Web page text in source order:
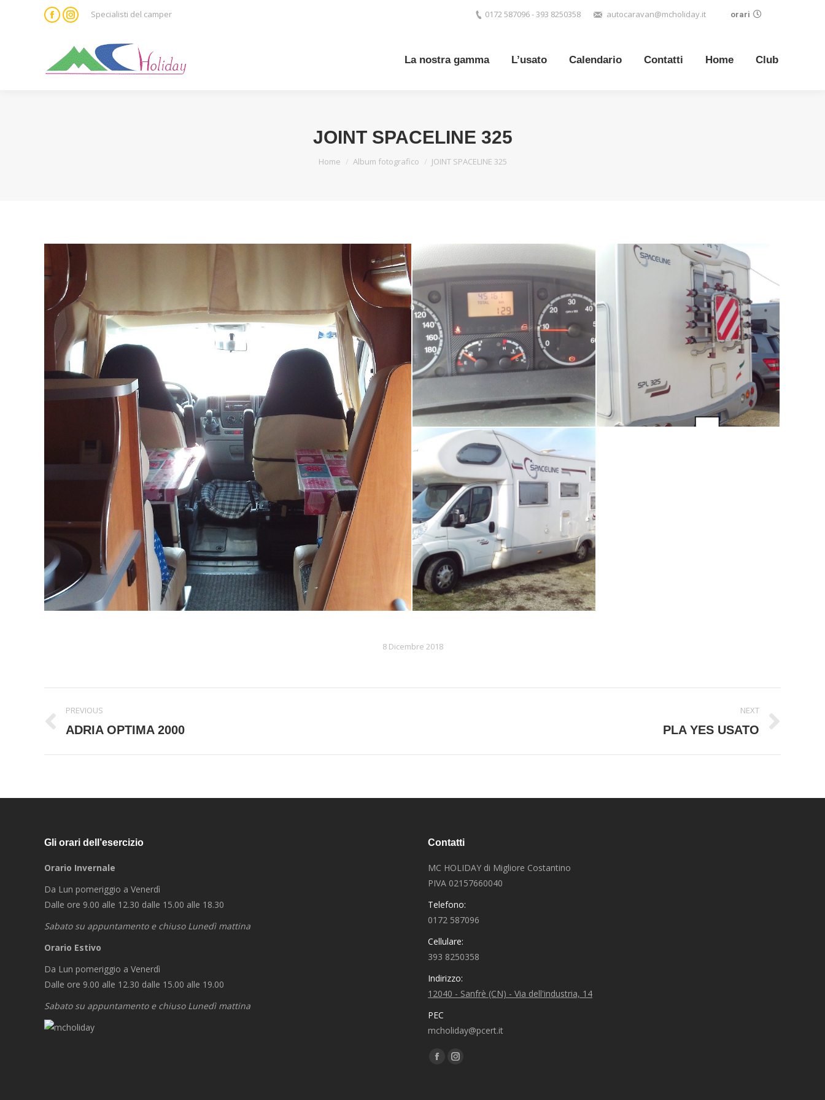
Facebook
InstagramSpecialisti del camper 0172 587096 - 393 8250358 autocaravan@mcholiday.it orari
La nostra gamma L’usato Calendario Contatti Home Club
JOINT SPACELINE 325
You are here:
Home Album fotografico JOINT SPACELINE 325
8 Dicembre 2018
navigation
PREVIOUS
Previous
ADRIA OPTIMA 2000
NEXT
PLA YES USATO
Gli orari dell’esercizio
Orario Invernale
Da Lun pomeriggio a Venerdì
Dalle ore 9.00 alle 12.30 dalle 15.00 alle 18.30
Sabato su appuntamento e chiuso Lunedì mattina
Orario Estivo
Da Lun pomeriggio a Venerdì
Dalle ore 9.00 alle 12.30 dalle 15.00 alle 19.00
Sabato su appuntamento e chiuso Lunedì mattina
Contatti
MC HOLIDAY di Migliore Costantino
PIVA 02157660040
Telefono:
0172 587096
Cellulare:
393 8250358
Indirizzo:
12040 - Sanfrè (CN) - Via dell'industria, 14
PEC
mcholiday@pcert.it
Find us on:
FacebookInstagram